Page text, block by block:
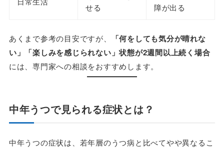
せる
障が出る
あくまで参考の目安ですが、
「何をしても気分が晴れな
い」「楽しみを感じられない」状態が2週間以上続く場合
には、専門家への相談をおすすめします。
中年うつで見られる症状とは？
中年うつの症状は、若年層のうつ病と比べてやや異なるこ